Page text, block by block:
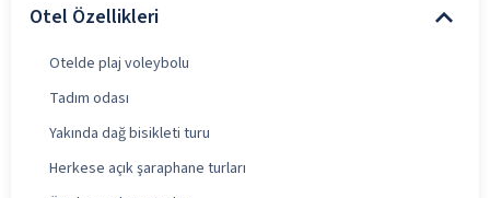
Otel Özellikleri
Otelde plaj voleybolu
Tadım odası
Yakında dağ bisikleti turu
Herkese açık şaraphane turları